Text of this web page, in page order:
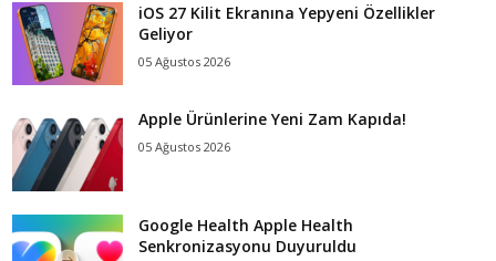
iOS 27 Kilit Ekranına Yepyeni Özellikler
Geliyor
05 Ağustos 2026
Apple Ürünlerine Yeni Zam Kapıda!
05 Ağustos 2026
Google Health Apple Health
Senkronizasyonu Duyuruldu